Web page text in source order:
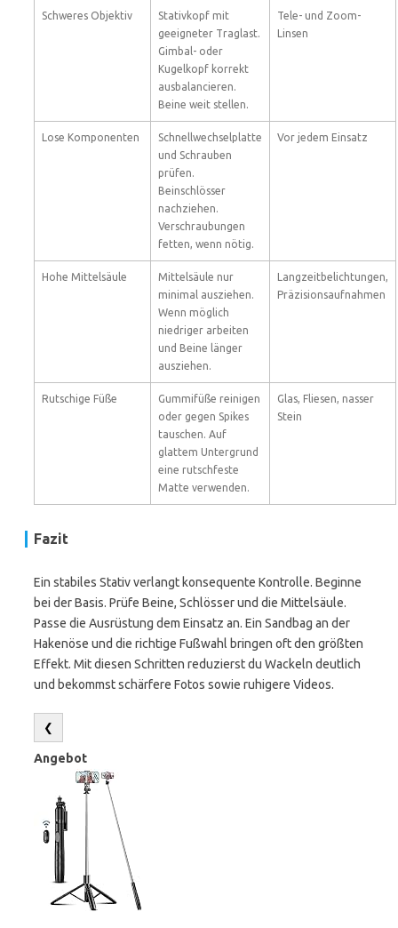
Schweres Objektiv
Stativkopf mit
geeigneter Traglast.
Gimbal- oder
Kugelkopf korrekt
ausbalancieren.
Beine weit stellen.
Tele- und Zoom-
Linsen
Lose Komponenten
Schnellwechselplatte
und Schrauben
prüfen.
Beinschlösser
nachziehen.
Verschraubungen
fetten, wenn nötig.
Vor jedem Einsatz
Hohe Mittelsäule
Mittelsäule nur
minimal ausziehen.
Wenn möglich
niedriger arbeiten
und Beine länger
ausziehen.
Langzeitbelichtungen,
Präzisionsaufnahmen
Rutschige Füße
Gummifüße reinigen
oder gegen Spikes
tauschen. Auf
glattem Untergrund
eine rutschfeste
Matte verwenden.
Glas, Fliesen, nasser
Stein
Fazit
Ein stabiles Stativ verlangt konsequente Kontrolle. Beginne
bei der Basis. Prüfe Beine, Schlösser und die Mittelsäule.
Passe die Ausrüstung dem Einsatz an. Ein Sandbag an der
Hakenöse und die richtige Fußwahl bringen oft den größten
Effekt. Mit diesen Schritten reduzierst du Wackeln deutlich
und bekommst schärfere Fotos sowie ruhigere Videos.
❮
Angebot